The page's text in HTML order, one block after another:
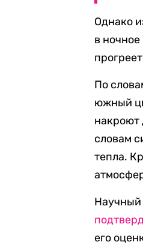
Однако
в
По
южный
накроют
словам
тепла.
Научный
его